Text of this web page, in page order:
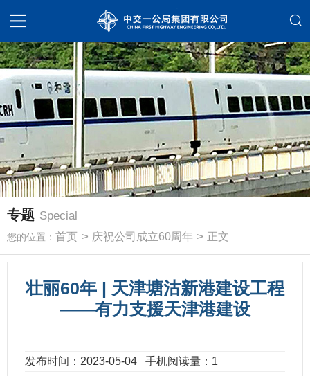
专题 Special
您的位置： 首页 > 庆祝公司成立60周年 > 正文
壮丽60年 | 天津塘沽新港建设工程
——有力支援天津港建设
发布时间：2023-05-04 手机阅读量：1